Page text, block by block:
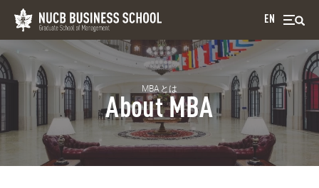
EN
MBAとは
About MBA